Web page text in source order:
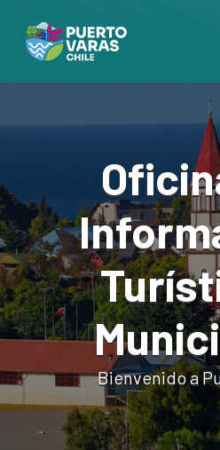
Bienvenido a